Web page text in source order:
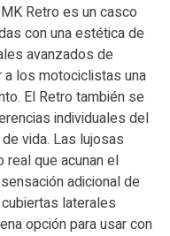
Retro es un casco
con una estética de
avanzados de
a los motociclistas una
El Retro también se
individuales del
vida. Las lujosas
que acunan el
adicional de
laterales
opción para usar con